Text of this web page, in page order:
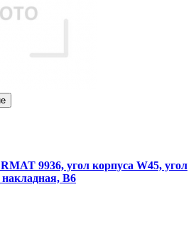
9936, угол корпуса W45, угол
В6